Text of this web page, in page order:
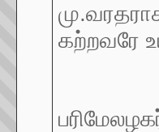
கற்றவரே